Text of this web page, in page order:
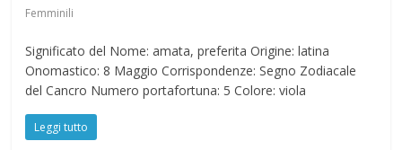
Femminili
Significato del Nome: amata, preferita Origine: latina
Onomastico: 8 Maggio Corrispondenze: Segno Zodiacale
del Cancro Numero portafortuna: 5 Colore: viola
Leggi tutto